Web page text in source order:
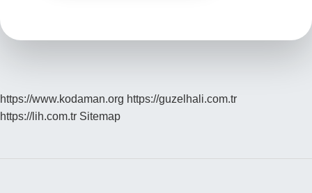
https://www.kodaman.org https://guzelhali.com.tr
https://lih.com.tr Sitemap